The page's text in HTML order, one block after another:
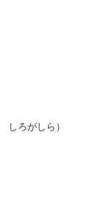
ろがしら）